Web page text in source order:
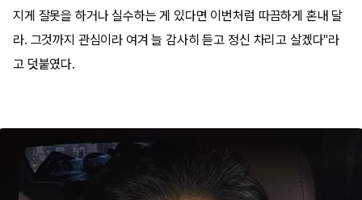
지게 잘못을 하거나 실수하는 게 있다면 이번처럼 따끔하게 혼내 달
라. 그것까지 관심이라 여겨 늘 감사히 듣고 정신 차리고 살겠다"라
고 덧붙였다.